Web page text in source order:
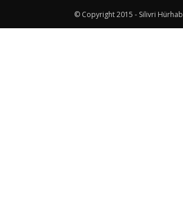
© Copyright 2015 - Silivri